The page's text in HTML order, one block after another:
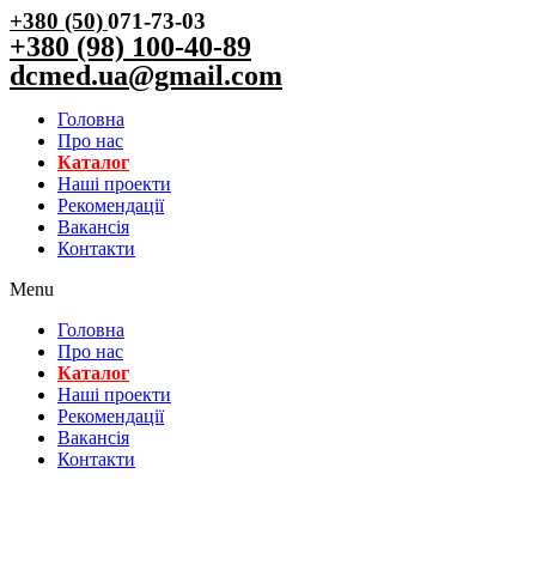
+380 (50)071-73-03
+380 (98) 100-40-89
dcmed.ua@gmail.com
Головна
Про нас
Каталог
Нашi проекти
Рекомендації
Вакансiя
Контакти
Menu
Головна
Про нас
Каталог
Нашi проекти
Рекомендації
Вакансiя
Контакти